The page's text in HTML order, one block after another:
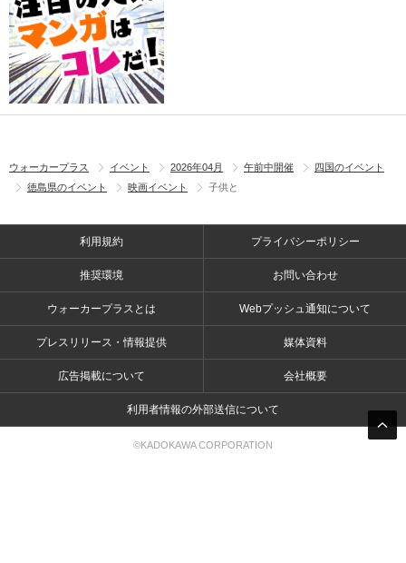
ウォーカープラス イベント 2026年04月 午前中開催
四国のイベント
徳島県のイベント
映画イベント 子供と
利用規約 プライバシーポリシー
推奨環境 お問い合わせ
ウォーカープラスとは Webプッシュ通知について
プレスリリース・情報提供 媒体資料
広告掲載について 会社概要
利用者情報の外部送信について
©KADOKAWA CORPORATION